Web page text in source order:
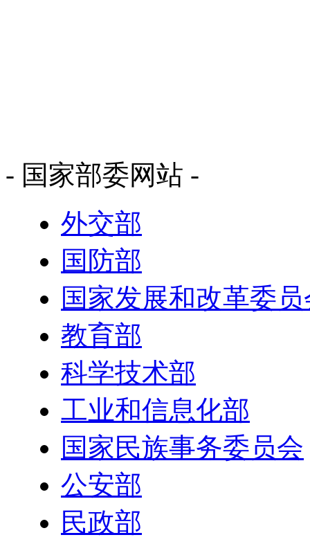
- 国家部委网站 -
外交部
国防部
国家发展和改革委
教育部
科学技术部
工业和信息化部
国家民族事务委员会
公安部
民政部